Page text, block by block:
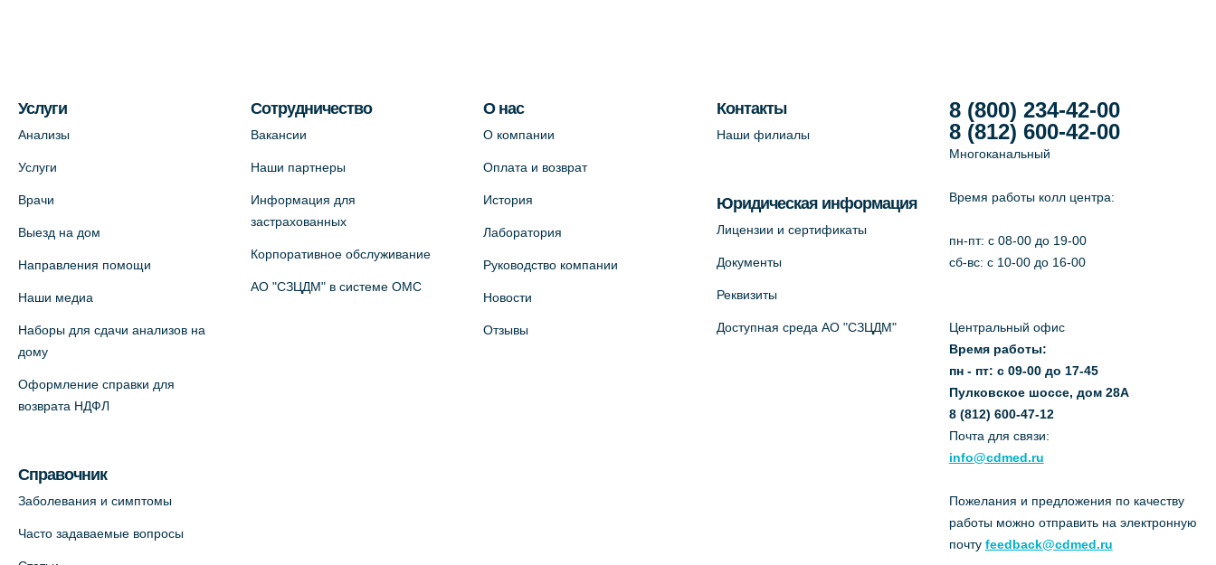
Пестеля, 25А
Медицинский центр на Богатырском
пр., 4 (официальный партнер)
Медицинский центр на ул. Моисеенко,
+7 (812) 660-73-69
Медицинский центр на пр.
Просвещения, 12к2 (официальный
Услуги
Анализы
Услуги
Врачи
Выезд на дом
Направления помощи
Наши медиа
Наборы для сдачи анализов на
дому
Оформление справки для
возврата НДФЛ
Справочник
Заболевания и симптомы
Часто задаваемые вопросы
Сотрудничество
Вакансии
Наши партнеры
Информация для
застрахованных
Корпоративное обслуживание
АО "СЗЦДМ" в системе ОМС
О нас
О компании
Оплата и возврат
История
Лаборатория
Руководство компании
Новости
Отзывы
Контакты
Наши филиалы
Юридическая информация
Лицензии и сертификаты
Документы
Реквизиты
Доступная среда АО "СЗЦДМ"
8 (800) 234-42-00
8 (812) 600-42-00
Многоканальный
Время работы колл центра:
пн-пт: c 08-00 до 19-00
сб-вс: с 10-00 до 16-00
Центральный офис
Время работы:
пн - пт: с 09-00 до 17-45
Пулковское шоссе, дом 28А
8 (812) 600-47-12
Почта для связи:
info@cdmed.ru
Пожелания и предложения по качеству
работы можно отправить на электронную
почту feedback@cdmed.ru